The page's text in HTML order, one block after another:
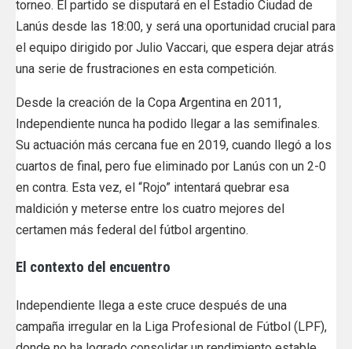
torneo. El partido se disputará en el Estadio Ciudad de
Lanús desde las 18:00, y será una oportunidad crucial para
el equipo dirigido por Julio Vaccari, que espera dejar atrás
una serie de frustraciones en esta competición.
Desde la creación de la Copa Argentina en 2011,
Independiente nunca ha podido llegar a las semifinales.
Su actuación más cercana fue en 2019, cuando llegó a los
cuartos de final, pero fue eliminado por Lanús con un 2-0
en contra. Esta vez, el “Rojo” intentará quebrar esa
maldición y meterse entre los cuatro mejores del
certamen más federal del fútbol argentino.
El contexto del encuentro
Independiente llega a este cruce después de una
campaña irregular en la Liga Profesional de Fútbol (LPF),